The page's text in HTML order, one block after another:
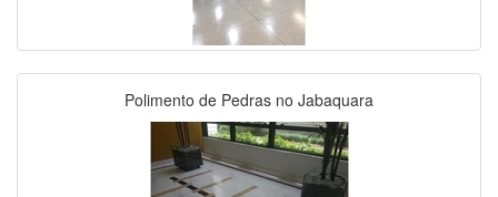
Polimento de Pedras no Jabaquara